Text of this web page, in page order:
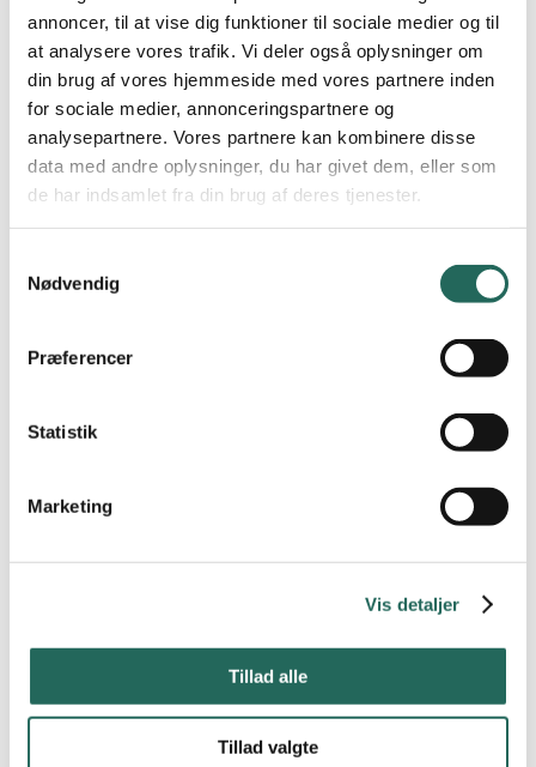
annoncer, til at vise dig funktioner til sociale medier og til
at analysere vores trafik. Vi deler også oplysninger om
din brug af vores hjemmeside med vores partnere inden
for sociale medier, annonceringspartnere og
analysepartnere. Vores partnere kan kombinere disse
data med andre oplysninger, du har givet dem, eller som
de har indsamlet fra din brug af deres tjenester.
Nødvendig
Præferencer
Statistik
Marketing
Vis detaljer
Tillad alle
Tillad valgte
Samling i en rundkreds symboliserer samhørighed i en
ligeværdig relation, alle kan se hinanden og appellerer til at
alle hører til. Dog er det vigtigt at alle bydes ind ved at byde alle
ind gennem opstart i en halvmåne, hvorefter den kan lukkes,
når alle er til stede. En lukket kreds kan ekskludere, da det kan
være svært at træde ind i den.
Tjek ind
Tjek ind på dagen, timen etc. kan også give det pædagogisk
personale en indsigt i, hvordan den enkelte elev eller hele
Dette kan gøre på forskellige måder fx håndtegn 1-5 (1 dårligt
– 3 ok – 5 rigtig godt), farver (rød – gul – grøn) eller